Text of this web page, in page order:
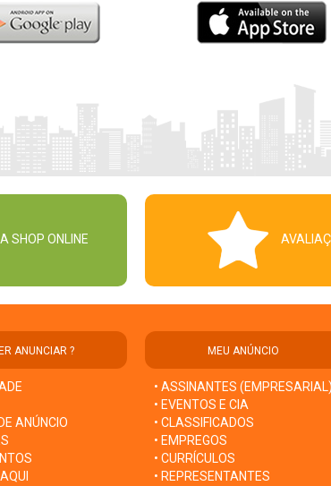
SHOP ONLINE
ANUNCIAR ?
ANÚNCIO
MEU ANÚNCIO
• ASSINANTES (EMPRESARIAL)
• EVENTOS E CIA
• CLASSIFICADOS
• EMPREGOS
• CURRÍCULOS
• REPRESENTANTES